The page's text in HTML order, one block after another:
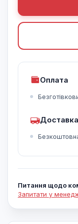
Оплата
Доставка
Питання щодо
Запитати у